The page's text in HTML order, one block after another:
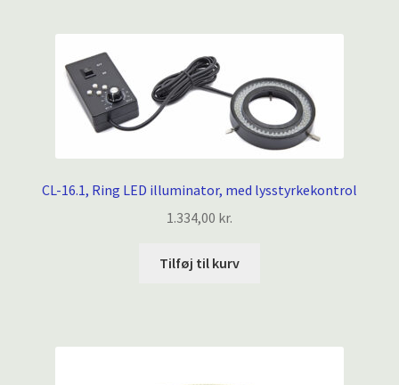
CL-16.1, Ring LED illuminator, med lysstyrkekontrol
1.334,00 kr.
Tilføj til kurv